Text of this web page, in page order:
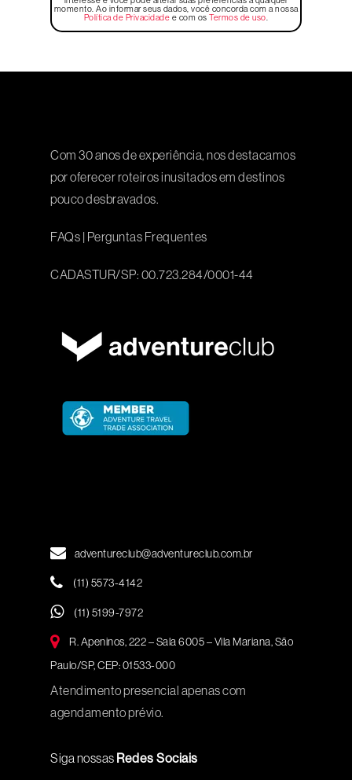
momento. Ao informar seus dados, você concorda com a nossa
Política de Privacidade e com osTermos de uso
Com 30 anos de experiência, nos destacamos
por oferecer roteiros inusitados em destinos
pouco desbravados.
FAQs | Perguntas Frequentes
CADASTUR/SP: 00.723.284/0001-44
adventureclub@adventureclub.com.br
(11) 5573-4142
(11) 5199-7972
R. Apeninos, 222 – Sala 6005 – Vila Mariana, São
Paulo/SP, CEP: 01533-000
Atendimento presencial apenas com
agendamento prévio.
Siga nossas Redes Sociais